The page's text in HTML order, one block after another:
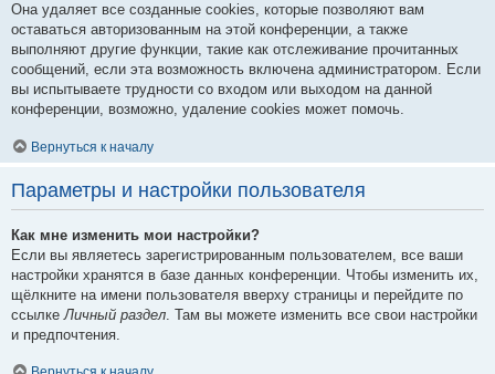
Она удаляет все созданные cookies, которые позволяют вам
оставаться авторизованным на этой конференции, а также
выполняют другие функции, такие как отслеживание прочитанных
сообщений, если эта возможность включена администратором. Если
вы испытываете трудности со входом или выходом на данной
конференции, возможно, удаление cookies может помочь.
Вернуться к началу
Параметры и настройки пользователя
Как мне изменить мои настройки?
Если вы являетесь зарегистрированным пользователем, все ваши
настройки хранятся в базе данных конференции. Чтобы изменить их,
щёлкните на имени пользователя вверху страницы и перейдите по
ссылке Личный раздел . Там вы можете изменить все свои настройки
и предпочтения.